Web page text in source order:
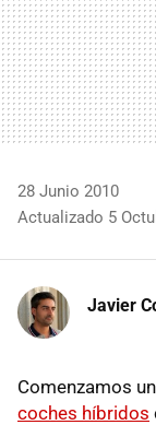
28 Junio 2010
Actualizado 5
Javier
Comenzamos
coches híbridos